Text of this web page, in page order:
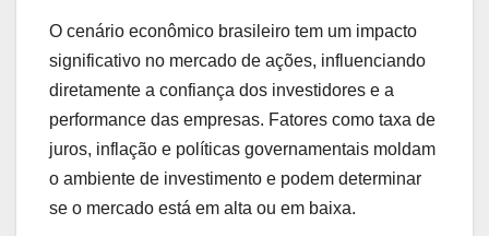
O cenário econômico brasileiro tem um impacto
significativo no mercado de ações, influenciando
diretamente a confiança dos investidores e a
performance das empresas. Fatores como taxa de
juros, inflação e políticas governamentais moldam
o ambiente de investimento e podem determinar
se o mercado está em alta ou em baixa.